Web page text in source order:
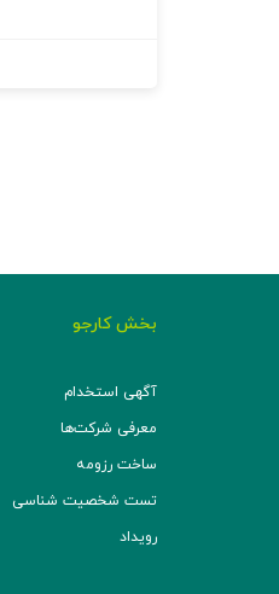
بخش کارجو
آگهی استخدام
معرفی شرکت‌ها
ساخت رزومه
تست شخصیت شناسی
رویداد